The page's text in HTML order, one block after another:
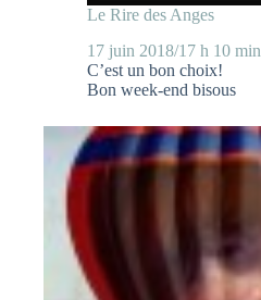
Le Rire des Anges
17 juin 2018/17 h 10 min
C’est un bon choix!
Bon week-end bisous